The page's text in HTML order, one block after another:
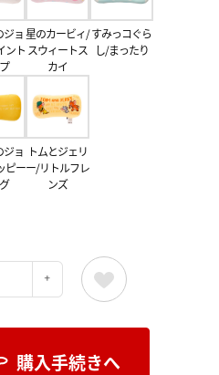
ジョ
ント
星のカービィ/
スウィートス
カイ
すみっコぐら
し/まったり
ジョ
ピー
トムとジェリ
ー/リトルフレ
ンズ
購入手続きへ